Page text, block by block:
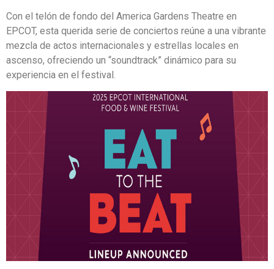
Con el telón de fondo del America Gardens Theatre en
EPCOT, esta querida serie de conciertos reúne a una vibrante
mezcla de actos internacionales y estrellas locales en
ascenso, ofreciendo un “soundtrack” dinámico para su
experiencia en el festival.